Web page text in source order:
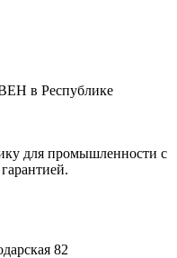
в Республике
для промышленности с
82